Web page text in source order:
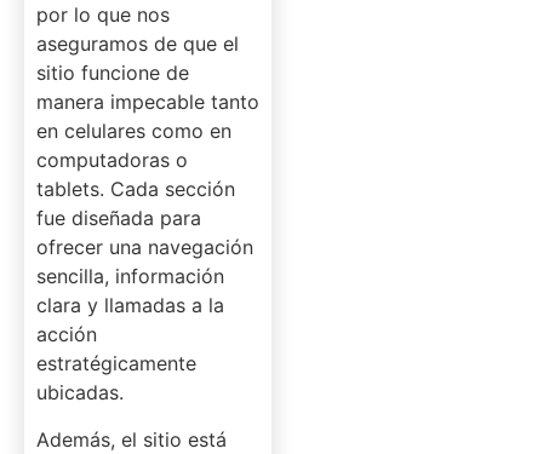
por lo que nos
aseguramos de que el
sitio funcione de
manera impecable tanto
en celulares como en
computadoras o
tablets. Cada sección
fue diseñada para
ofrecer una navegación
sencilla, información
clara y llamadas a la
acción
estratégicamente
ubicadas.
Además, el sitio está